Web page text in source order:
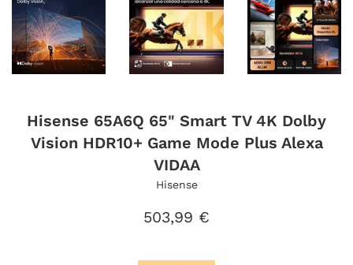
Hisense 65A6Q 65" Smart TV 4K Dolby
Vision HDR10+ Game Mode Plus Alexa
VIDAA
Hisense
Precio
503,99 €